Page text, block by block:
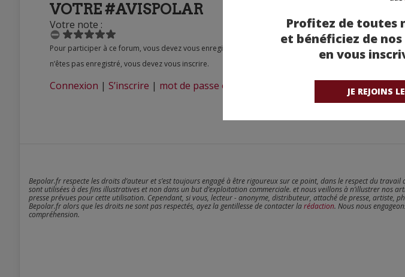
Profitez de toutes
et bénéficiez de nos
en vous
JE REJOINS
VOTRE #AVISPOLAR
Votre note :
Pour participer à ce forum, vous devez vous enregistrer au préalable. Merci d’indiquer ci-dessous l’identifiant personnel qui vous a été fourni. Si vous
n’êtes pas enregistré, vous devez vous inscrire.
Connexion | S’inscrire | mot de passe oublié ?
Bepolar.fr respecte les droits d’auteur et s’est toujours engagé à être rigoureux sur ce point, dans le respect du
sont utilisées à des fins illustratives et non dans un but d’exploitation commerciale. et nous veillons à n’illustrer nos
presse prévues pour cette utilisation. Cependant, si vous, lecteur - anonyme, distributeur, attaché de presse, artiste,
Bepolar.fr alors que les droits ne sont pas respectés, ayez la gentillesse de contacter larédaction. Nous nous
compréhension.